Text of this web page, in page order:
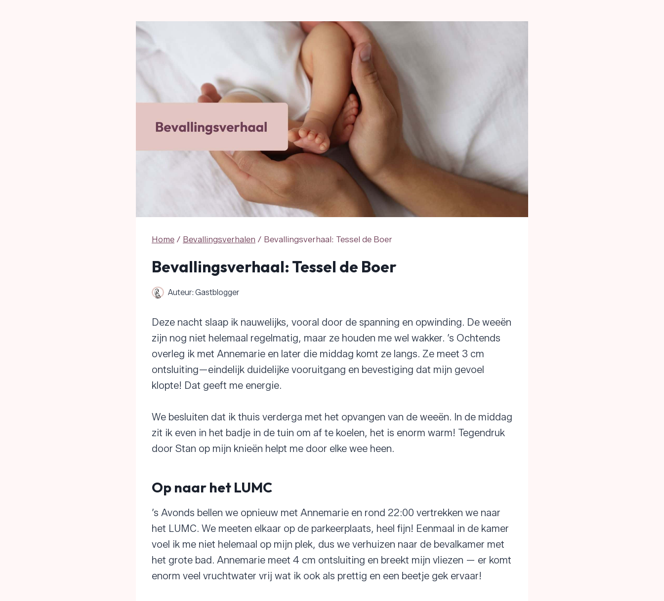
Home / Bevallingsverhalen / Bevallingsverhaal: Tessel de Boer
Bevallingsverhaal: Tessel de Boer
Auteur: Gastblogger
Deze nacht slaap ik nauwelijks, vooral door de spanning en opwinding. De weeën
zijn nog niet helemaal regelmatig, maar ze houden me wel wakker. ’s Ochtends
overleg ik met Annemarie en later die middag komt ze langs. Ze meet 3 cm
ontsluiting—eindelijk duidelijke vooruitgang en bevestiging dat mijn gevoel
klopte! Dat geeft me energie.
We besluiten dat ik thuis verderga met het opvangen van de weeën. In de middag
zit ik even in het badje in de tuin om af te koelen, het is enorm warm! Tegendruk
door Stan op mijn knieën helpt me door elke wee heen.
Op naar het LUMC
’s Avonds bellen we opnieuw met Annemarie en rond 22:00 vertrekken we naar
het LUMC. We meeten elkaar op de parkeerplaats, heel fijn! Eenmaal in de kamer
voel ik me niet helemaal op mijn plek, dus we verhuizen naar de bevalkamer met
het grote bad. Annemarie meet 4 cm ontsluiting en breekt mijn vliezen — er komt
enorm veel vruchtwater vrij wat ik ook als prettig en een beetje gek ervaar!